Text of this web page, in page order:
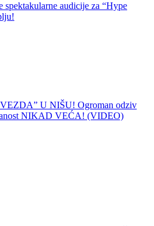
audicije za “Hype
U NIŠU! Ogroman odziv
NIKAD VEĆA! (VIDEO)